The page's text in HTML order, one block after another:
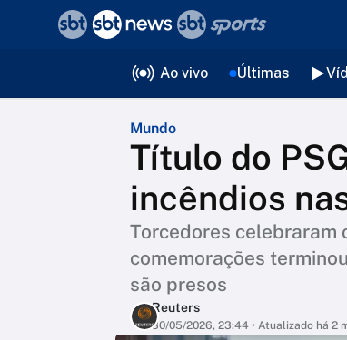
Ao vivo Últimas
Mundo
Título do
incêndios
Torcedores celebraram
comemorações
são presos
Reuters
30/05/2026, 23:44 • Atualizado há 2
voltar
Editorias